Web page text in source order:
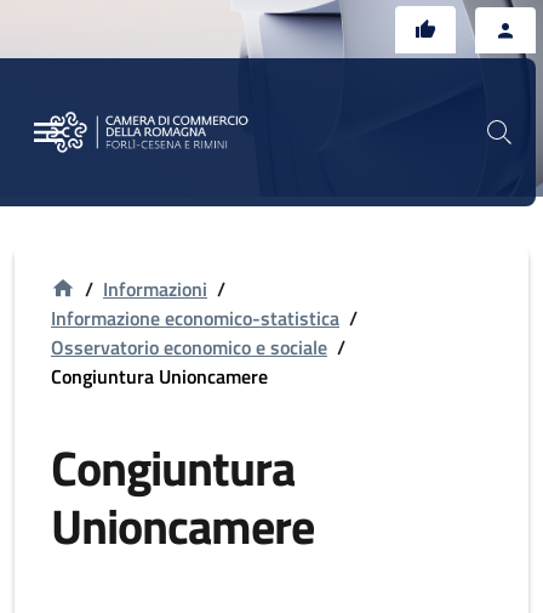
/ Informazioni /
Informazione economico-statistica /
Osservatorio economico e sociale /
Congiuntura Unioncamere
Congiuntura
Unioncamere